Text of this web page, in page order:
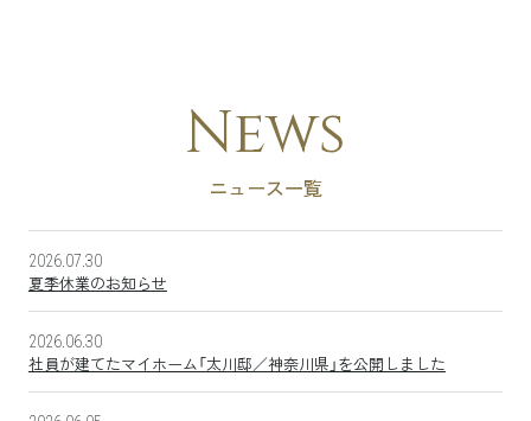
News
ニュース一覧
2026. 07 30
夏季休業のお知らせ
2026. 06.30
社員が建てたマイホーム「太川邸／神奈川県」を公開しました